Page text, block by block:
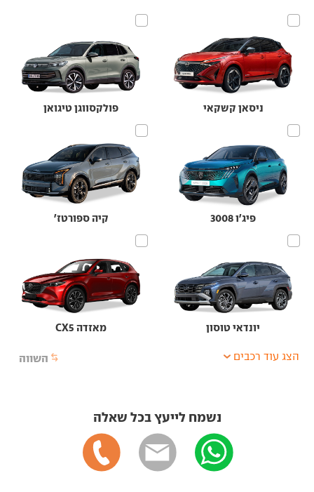
ניסאן קשקאי פולקסווגן טיגואן
פיג'ו 3008 קיה ספורטז'
יונדאי טוסון מאזדה CX5
השווה הצג עוד רכבים
נשמח לייעץ בכל שאלה